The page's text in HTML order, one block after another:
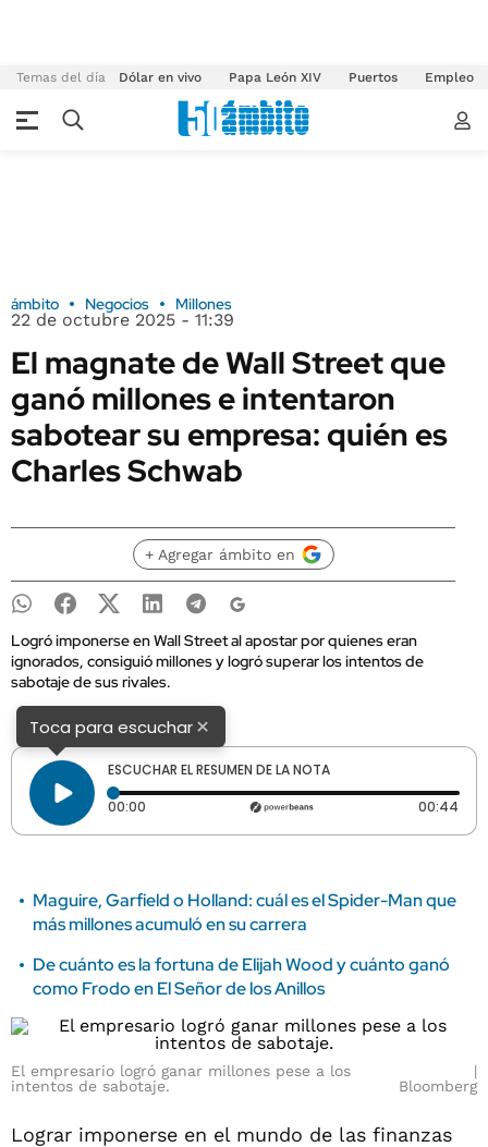
Temas del día Dólar en vivo Papa León XIV Puertos Empleo
ámbito Negocios Millones
22 de octubre 2025 - 11:39
El magnate de Wall Street que
ganó millones e intentaron
sabotear su empresa: quién es
Charles Schwab
+ Agregar ámbito en
Logró imponerse en Wall Street al apostar por quienes eran
ignorados, consiguió millones y logró superar los intentos de
sabotaje de sus rivales.
Toca para escuchar×
ESCUCHAR EL RESUMEN DE LA NOTA
00:00 Tiempo transcurrido: 0 segundos 00:44
Maguire, Garfield o Holland: cuál es el Spider-Man que
más millones acumuló en su carrera
De cuánto es la fortuna de Elijah Wood y cuánto ganó
como Frodo en El Señor de los Anillos
El empresario logró ganar millones pese a los
intentos de sabotaje.
Bloomberg
Lograr imponerse en el mundo de las finanzas